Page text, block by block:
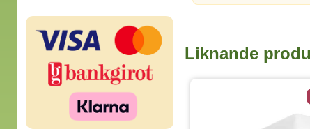
Liknande
5 varianter